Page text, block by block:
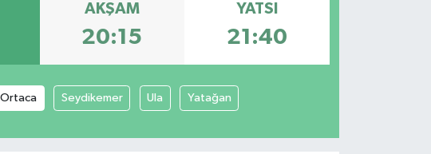
AKŞAM
20:15
YATSI
21:40
Ortaca Seydikemer Ula Yatağan